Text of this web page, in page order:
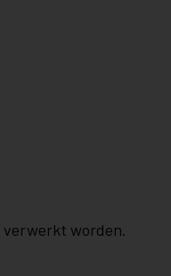
verwerkt worden.